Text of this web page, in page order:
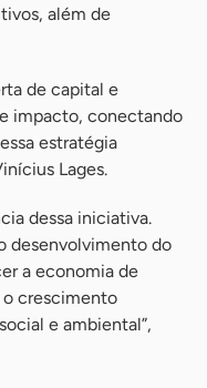
além de
de capital e
impacto, conectando
estratégia
Lages.
dessa iniciativa.
desenvolvimento do
a economia de
o crescimento
e ambiental”,